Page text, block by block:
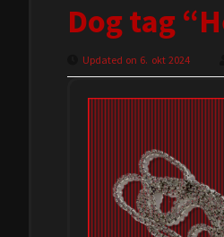
Dog tag
Updated on 6. okt 2024